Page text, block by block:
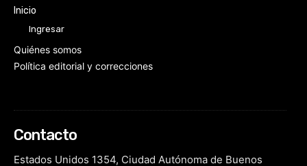
Inicio
Ingresar
Quiénes somos
Política editorial y correcciones
Contacto
Estados Unidos 1354, Ciudad Autónoma de Buenos